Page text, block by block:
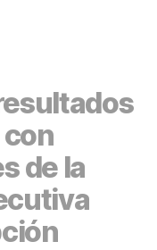
con
de la